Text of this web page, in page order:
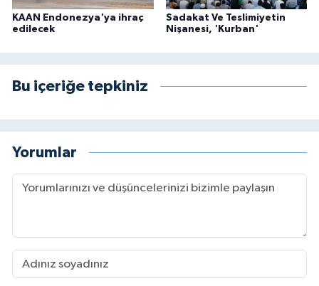
KAAN Endonezya'ya ihraç
edilecek
Sadakat Ve Teslimiyetin
Nişanesi, 'Kurban'
Bu içeriğe tepkiniz
Yorumlar